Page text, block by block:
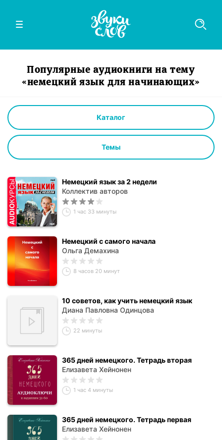
Популярные аудиокниги на тему
«немецкий язык для начинающих»
Каталог
Темы
Немецкий язык за 2 недели
Коллектив авторов
1 час 33 минуты
Немецкий с самого начала
Ольга Демахина
8 часов 20 минут
10 советов, как учить немецкий язык
Диана Павловна Одинцова
22 минуты
365 дней немецкого. Тетрадь вторая
Елизавета Хейнонен
1 час 4 минуты
365 дней немецкого. Тетрадь первая
Елизавета Хейнонен